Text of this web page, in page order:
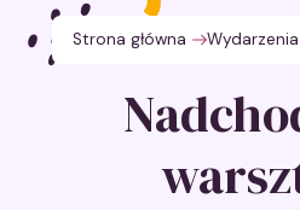
Strona główna Wydarzenia